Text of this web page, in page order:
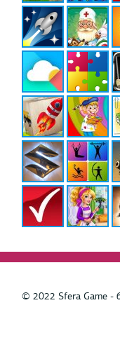
© 2022 Sfera Game -